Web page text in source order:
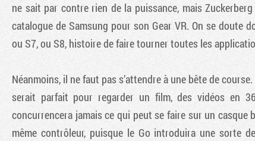
ne sait par contre rien de la puissance, mais
catalogue de Samsung pour son Gear VR. On se doute
ou S7, ou S8, histoire de faire tourner toutes les
Néanmoins, il ne faut pas s’attendre à une bête de
serait parfait pour regarder un film, des vidéos en
concurrencera jamais ce qui peut se faire sur un casque
même contrôleur, puisque le Go introduira une sorte